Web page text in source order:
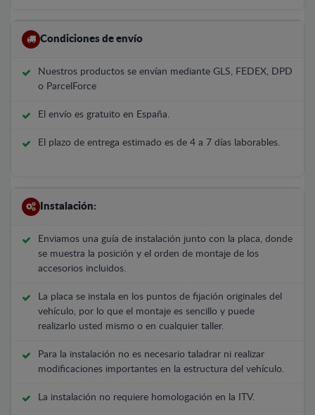
Condiciones de envío
Nuestros productos se envían mediante GLS, FEDEX, DPD
o ParcelForce
El envío es gratuito en España.
El plazo de entrega estimado es de 4 a 7 días laborables.
Instalación:
Enviamos una guía de instalación junto con la placa, donde
se muestra la posición y el orden de montaje de los
accesorios incluidos.
La placa se instala en los puntos de fijación originales del
vehículo, por lo que el montaje es sencillo y puede
realizarlo usted mismo o en cualquier taller.
Para la instalación no es necesario taladrar ni realizar
modificaciones importantes en la estructura del vehículo.
La instalación no requiere homologación en la ITV.